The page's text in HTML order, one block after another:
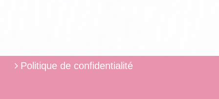
Politique de confidentialité